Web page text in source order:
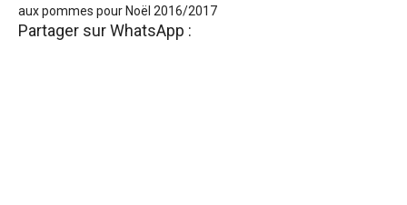
aux pommes pour Noël 2016/2017
Partager sur WhatsApp :